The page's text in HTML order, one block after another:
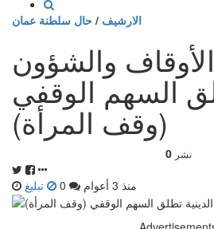
الارشيف / حال سلطنة عمان
والشؤون
السهم الوقفي
(وقف المرأة)
0 نشر
منذ 3 أعوام تبليغ